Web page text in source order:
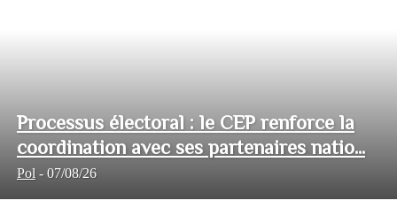
Processus électoral : le CEP renforce la
coordination avec ses partenaires natio...
Pol - 07/08/26